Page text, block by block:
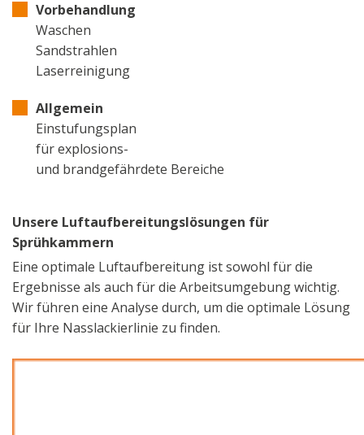
Vorbehandlung
Waschen
Sandstrahlen
Laserreinigung
Allgemein
Einstufungsplan
für explosions-
und brandgefährdete Bereiche
Unsere Luftaufbereitungslösungen für
Sprühkammern
Eine optimale Luftaufbereitung ist sowohl für die
Ergebnisse als auch für die Arbeitsumgebung wichtig.
Wir führen eine Analyse durch, um die optimale Lösung
für Ihre Nasslackierlinie zu finden.